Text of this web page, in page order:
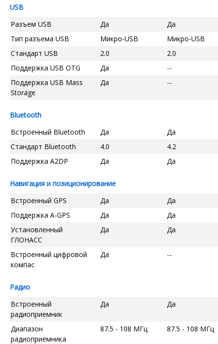
USB
Разъем USB
Да
Да
Тип разъема USB
Микро-USB
Микро-USB
Стандарт USB
2.0
2.0
Поддержка USB OTG
Да
--
Поддержка USB Mass
Storage
Да --
Bluetooth
Встроенный Bluetooth
Да
Да
Стандарт Bluetooth
4.0
4.2
Поддержка A2DP
Да Да
Навигация и позиционирование
Встроенный GPS
Да
Да
Поддержка A-GPS
Да
Да
Установленный
ГЛОНАСС
Да Да
Встроенный цифровой
компас
Да --
Радио
Встроенный
радиоприемник
Да Да
Диапазон
радиоприемника
87.5 - 108 МГц 87.5 - 108 МГц